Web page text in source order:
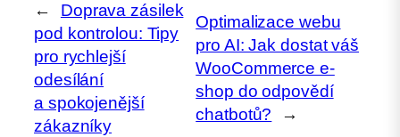
←
Doprava zásilek
pod kontrolou: Tipy
pro rychlejší
odesílání
a spokojenější
zákazníky
Optimalizace webu
pro AI: Jak dostat váš
WooCommerce e-
shop do odpovědí
chatbotů?
→